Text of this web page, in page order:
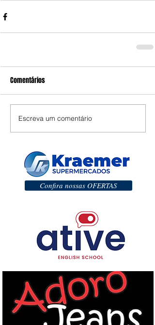
Comentários
Escreva um comentário
Confira nossas OFERTAS